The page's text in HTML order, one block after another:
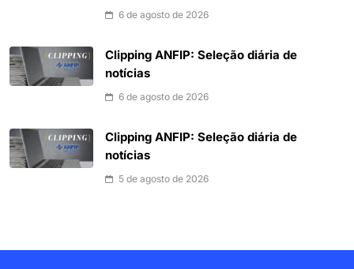
6 de agosto de 2026
Clipping ANFIP: Seleção diária de
notícias
6 de agosto de 2026
Clipping ANFIP: Seleção diária de
notícias
5 de agosto de 2026